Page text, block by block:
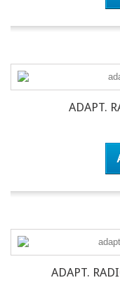
ADAPT.
ADAPT.